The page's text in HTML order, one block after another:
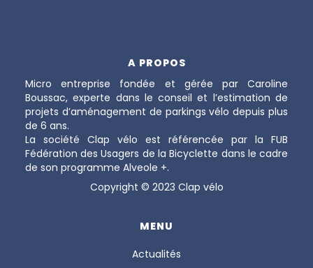
A PROPOS
Micro entreprise fondée et gérée par Caroline
Boussac, experte dans le conseil et l’estimation de
projets d’aménagement de parkings vélo depuis plus
de 6 ans.
La société Clap vélo est référencée par la FUB
Fédération des Usagers de la Bicyclette dans le cadre
de son programme Alveole +.
Copyright © 2023 Clap vélo
MENU
Actualités